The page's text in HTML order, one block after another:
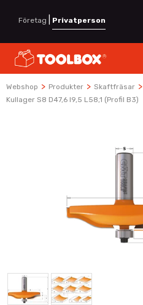
Företag Privatperson
Webshop > Produkter > Skaftfräsar >
Kullager S8 D47,6 I9,5 L58,1 (Profil B3)